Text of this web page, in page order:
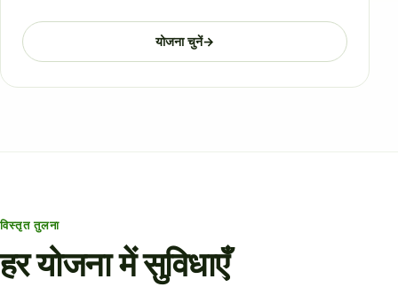
योजना चुनें→
विस्तृत तुलना
हर योजना में सुविधाएँ